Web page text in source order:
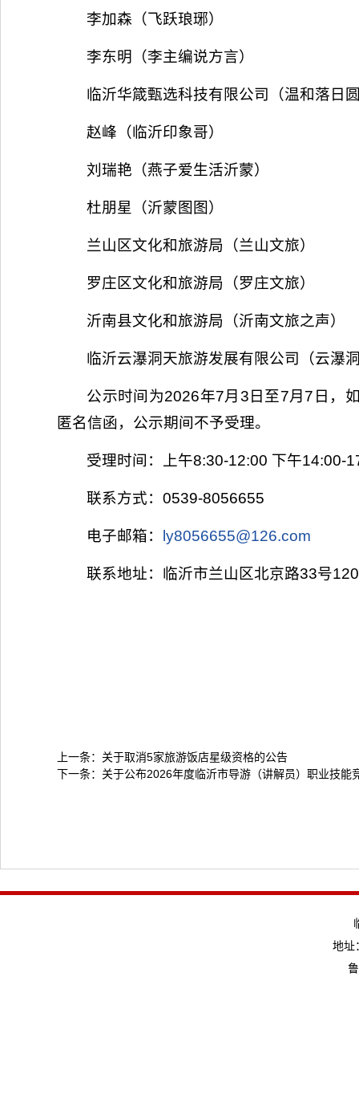
李加森（飞跃琅琊）
李东明（李主编说方言）
临沂华箴甄选科技有限公司（温和落日
赵峰（临沂印象哥）
刘瑞艳（燕子爱生活沂蒙）
杜朋星（沂蒙图图）
兰山区文化和旅游局（兰山文旅）
罗庄区文化和旅游局（罗庄文旅）
沂南县文化和旅游局（沂南文旅之声）
临沂云瀑洞天旅游发展有限公司（云瀑
公示时间为2026年7月3日至7月7日，
匿名信函，公示期间不予受理。
受理时间：上午8:30-12:00 下午14:00-
联系方式：0539-8056655
电子邮箱： ly8056655@126.com
联系地址：临沂市兰山区北京路33号
上一条： 关于取消5家旅游饭店星级资格的公告
下一条： 关于公布2026年度临沂市导游（讲解员）职业技能
地址